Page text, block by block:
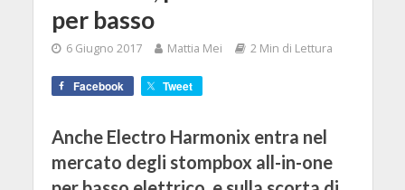
per basso
6 Giugno 2017 Mattia Mei 2 Min di Lettura
Facebook Tweet
Anche Electro Harmonix entra nel
mercato degli stompbox all-in-one